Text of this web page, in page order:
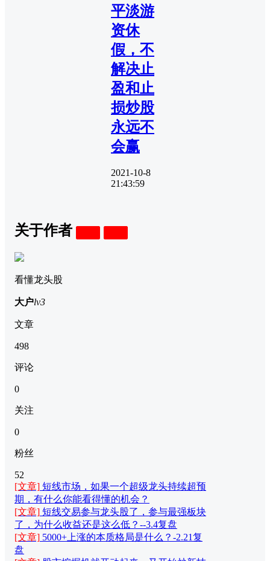
平淡游
资休
假，不
解决止
盈和止
损炒股
永远不
会赢
2021-10-8
21:43:59
关于作者
看懂龙头股
大户lv3
文章
498
评论
0
关注
0
粉丝
52
[文章] 短线市场，如果一个超级龙头持续超预
期，有什么你能看得懂的机会？
[文章] 短线交易参与龙头股了，参与最强板块
了，为什么收益还是这么低？--3.4复盘
[文章] 5000+上涨的本质格局是什么？-2.21复
盘